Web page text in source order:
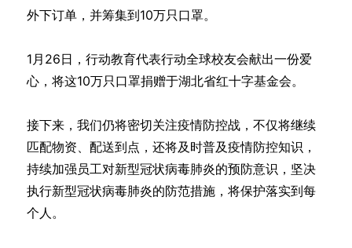
外下订单，并筹集到10万只口罩。
1月26日，行动教育代表行动全球校友会献出一份爱
心，将这10万只口罩捐赠于湖北省红十字基金会。
接下来，我们仍将密切关注疫情防控战，不仅将继续
匹配物资、配送到点，还将及时普及疫情防控知识，
持续加强员工对新型冠状病毒肺炎的预防意识，坚决
执行新型冠状病毒肺炎的防范措施，将保护落实到每
个人。